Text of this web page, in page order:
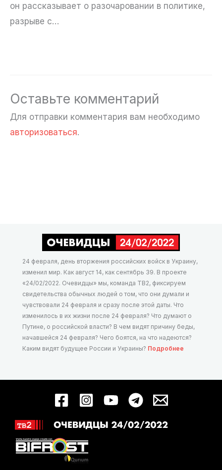
он рассказывает о разочаровании в политике,
разрыве с…
Оставьте комментарий
Для отправки комментария вам необходимо
авторизоваться.
24 февраля, день вторжения российских войск в Украину,
изменил мир. Как август 14, как сентябрь 39. В проекте
«24/02/2022. Очевидцы» мы, команда ТВ2, фиксируем
свидетельства обычных людей о том, что они думали и
чувствовали 24 февраля и сразу после этой даты. Что
изменилось в их жизни после 24 февраля? Что думают о
Путине, о российской власти? В чем видят причину беды,
начавшейся 24 февраля? Чего боятся, на что надеются?
Каким видят будущее России и Украины? Подробнее